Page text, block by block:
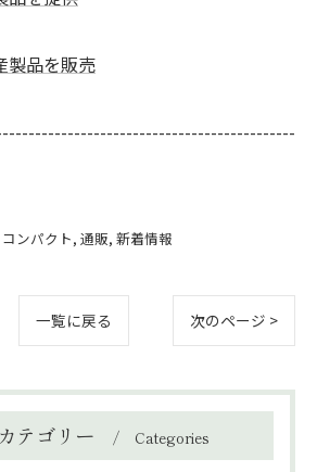
製品を販売
コンパクト 通販 新着情報
一覧に戻る 次のページ >
カテゴリー Categories